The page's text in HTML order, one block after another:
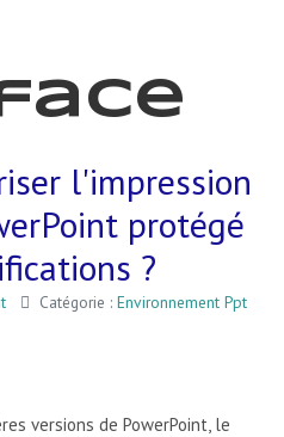
l'impression
protégé
?
Catégorie : Environnement Ppt
versions de PowerPoint, le